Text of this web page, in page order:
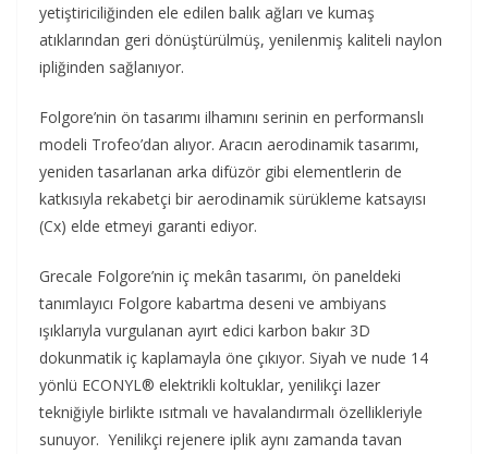
yetiştiriciliğinden ele edilen balık ağları ve kumaş
atıklarından geri dönüştürülmüş, yenilenmiş kaliteli naylon
ipliğinden sağlanıyor.
Folgore’nin ön tasarımı ilhamını serinin en performanslı
modeli Trofeo’dan alıyor. Aracın aerodinamik tasarımı,
yeniden tasarlanan arka difüzör gibi elementlerin de
katkısıyla rekabetçi bir aerodinamik sürükleme katsayısı
(Cx) elde etmeyi garanti ediyor.
Grecale Folgore’nin iç mekân tasarımı, ön paneldeki
tanımlayıcı Folgore kabartma deseni ve ambiyans
ışıklarıyla vurgulanan ayırt edici karbon bakır 3D
dokunmatik iç kaplamayla öne çıkıyor. Siyah ve nude 14
yönlü ECONYL® elektrikli koltuklar, yenilikçi lazer
tekniğiyle birlikte ısıtmalı ve havalandırmalı özellikleriyle
sunuyor. Yenilikçi rejenere iplik aynı zamanda tavan